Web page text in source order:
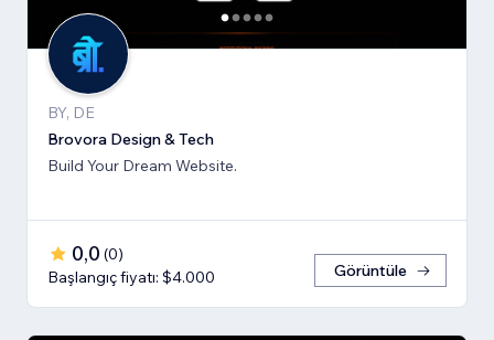
BY, DE
Brovora Design & Tech
Build Your Dream Website.
0,0 (0)
Başlangıç fiyatı: $4.000
Görüntüle